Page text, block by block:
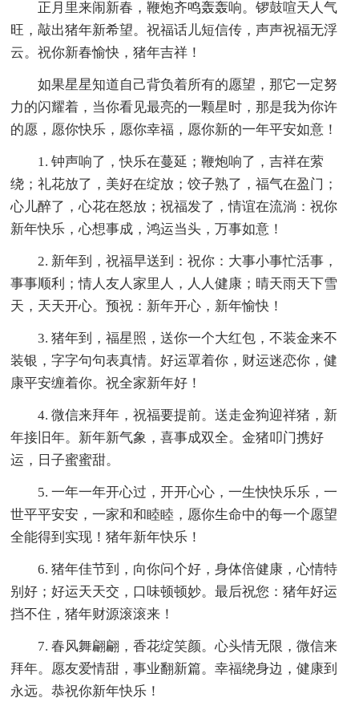
正月里来闹新春，鞭炮齐鸣轰轰响。锣鼓喧天人气
旺，敲出猪年新希望。祝福话儿短信传，声声祝福无浮
云。祝你新春愉快，猪年吉祥！
如果星星知道自己背负着所有的愿望，那它一定努
力的闪耀着，当你看见最亮的一颗星时，那是我为你许
的愿，愿你快乐，愿你幸福，愿你新的一年平安如意！
1. 钟声响了，快乐在蔓延；鞭炮响了，吉祥在萦
绕；礼花放了，美好在绽放；饺子熟了，福气在盈门；
心儿醉了，心花在怒放；祝福发了，情谊在流淌：祝你
新年快乐，心想事成，鸿运当头，万事如意！
2. 新年到，祝福早送到：祝你：大事小事忙活事，
事事顺利；情人友人家里人，人人健康；晴天雨天下雪
天，天天开心。预祝：新年开心，新年愉快！
3. 猪年到，福星照，送你一个大红包，不装金来不
装银，字字句句表真情。好运罩着你，财运迷恋你，健
康平安缠着你。祝全家新年好！
4. 微信来拜年，祝福要提前。送走金狗迎祥猪，新
年接旧年。新年新气象，喜事成双全。金猪叩门携好
运，日子蜜蜜甜。
5. 一年一年开心过，开开心心，一生快快乐乐，一
世平平安安，一家和和睦睦，愿你生命中的每一个愿望
全能得到实现！猪年新年快乐！
6. 猪年佳节到，向你问个好，身体倍健康，心情特
别好；好运天天交，口味顿顿妙。最后祝您：猪年好运
挡不住，猪年财源滚滚来！
7. 春风舞翩翩，香花绽笑颜。心头情无限，微信来
拜年。愿友爱情甜，事业翻新篇。幸福绕身边，健康到
永远。恭祝你新年快乐！